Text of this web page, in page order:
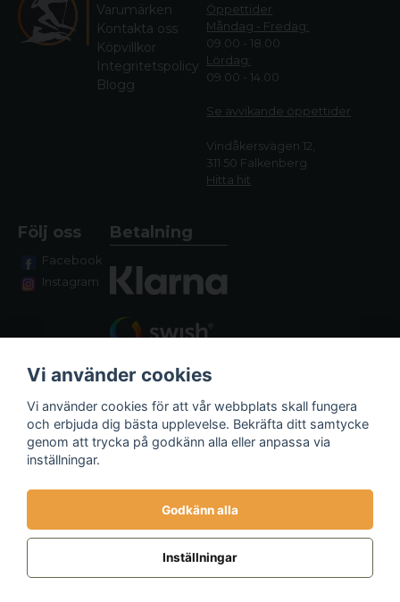
Varumärken
Kontakta oss
Köpvillkor
Integritetspolicy
Blogg
Öppettider
Måndag - Fredag:
09.00 - 18.00
Lördag:
09.00 - 14.00
Se avvikande öppettider
Vindåkersvägen 12,
311 50 Falkenberg
Hitta hit
Följ oss
Facebook
Instagram
Betalning
Fraktalternativ
Vi använder cookies
Vi använder cookies för att vår webbplats skall fungera
och erbjuda dig bästa upplevelse. Bekräfta ditt samtycke
genom att trycka på godkänn alla eller anpassa via
inställningar.
Godkänn alla
Inställningar